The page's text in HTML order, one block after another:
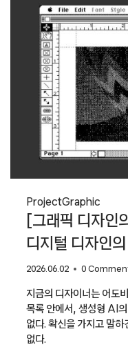
ProjectGraphic
[그래픽 디자
디지털 디자인
2026.06.02 0
지금의 디자이너는 어도
목록 안에서, 생성형 AI
없다. 확신을 가지고 말
없다.